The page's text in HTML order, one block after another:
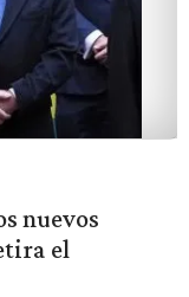
nuevos
el